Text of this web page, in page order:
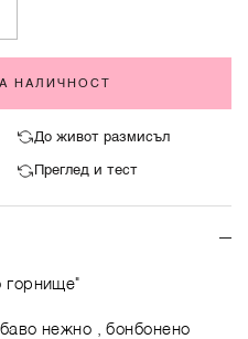
НАЛИЧНОСТ
До живот размисъл
Преглед и тест
горнище"
нежно , бонбонено